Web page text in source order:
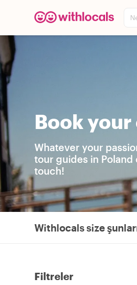
Book
Whatever your
tour guides in Poland
touch!
Withlocals size
Filtreler